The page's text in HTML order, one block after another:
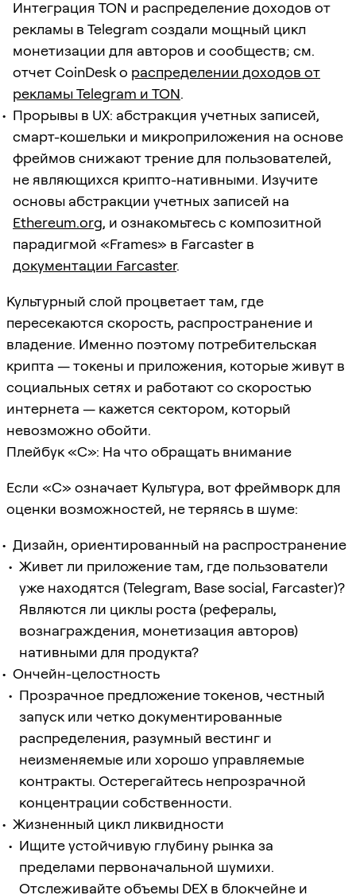
Интеграция TON и распределение доходов от
рекламы в Telegram создали мощный цикл
монетизации для авторов и сообществ; см.
отчет CoinDesk о распределении доходов от
рекламы Telegram и TON.
Прорывы в UX: абстракция учетных записей,
смарт-кошельки и микроприложения на основе
фреймов снижают трение для пользователей,
не являющихся крипто-нативными. Изучите
основы абстракции учетных записей на
Ethereum.org, и ознакомьтесь с композитной
парадигмой «Frames» в Farcaster в
документации Farcaster.
Культурный слой процветает там, где
пересекаются скорость, распространение и
владение. Именно поэтому потребительская
крипта — токены и приложения, которые живут в
социальных сетях и работают со скоростью
интернета — кажется сектором, который
невозможно обойти.
Плейбук «C»: На что обращать внимание
Если «C» означает Культура, вот фреймворк для
оценки возможностей, не теряясь в шуме:
Дизайн, ориентированный на распространение
Живет ли приложение там, где пользователи
уже находятся (Telegram, Base social, Farcaster)?
Являются ли циклы роста (рефералы,
вознаграждения, монетизация авторов)
нативными для продукта?
Ончейн-целостность
Прозрачное предложение токенов, честный
запуск или четко документированные
распределения, разумный вестинг и
неизменяемые или хорошо управляемые
контракты. Остерегайтесь непрозрачной
концентрации собственности.
Жизненный цикл ликвидности
Ищите устойчивую глубину рынка за
пределами первоначальной шумихи.
Отслеживайте объемы DEX в блокчейне и